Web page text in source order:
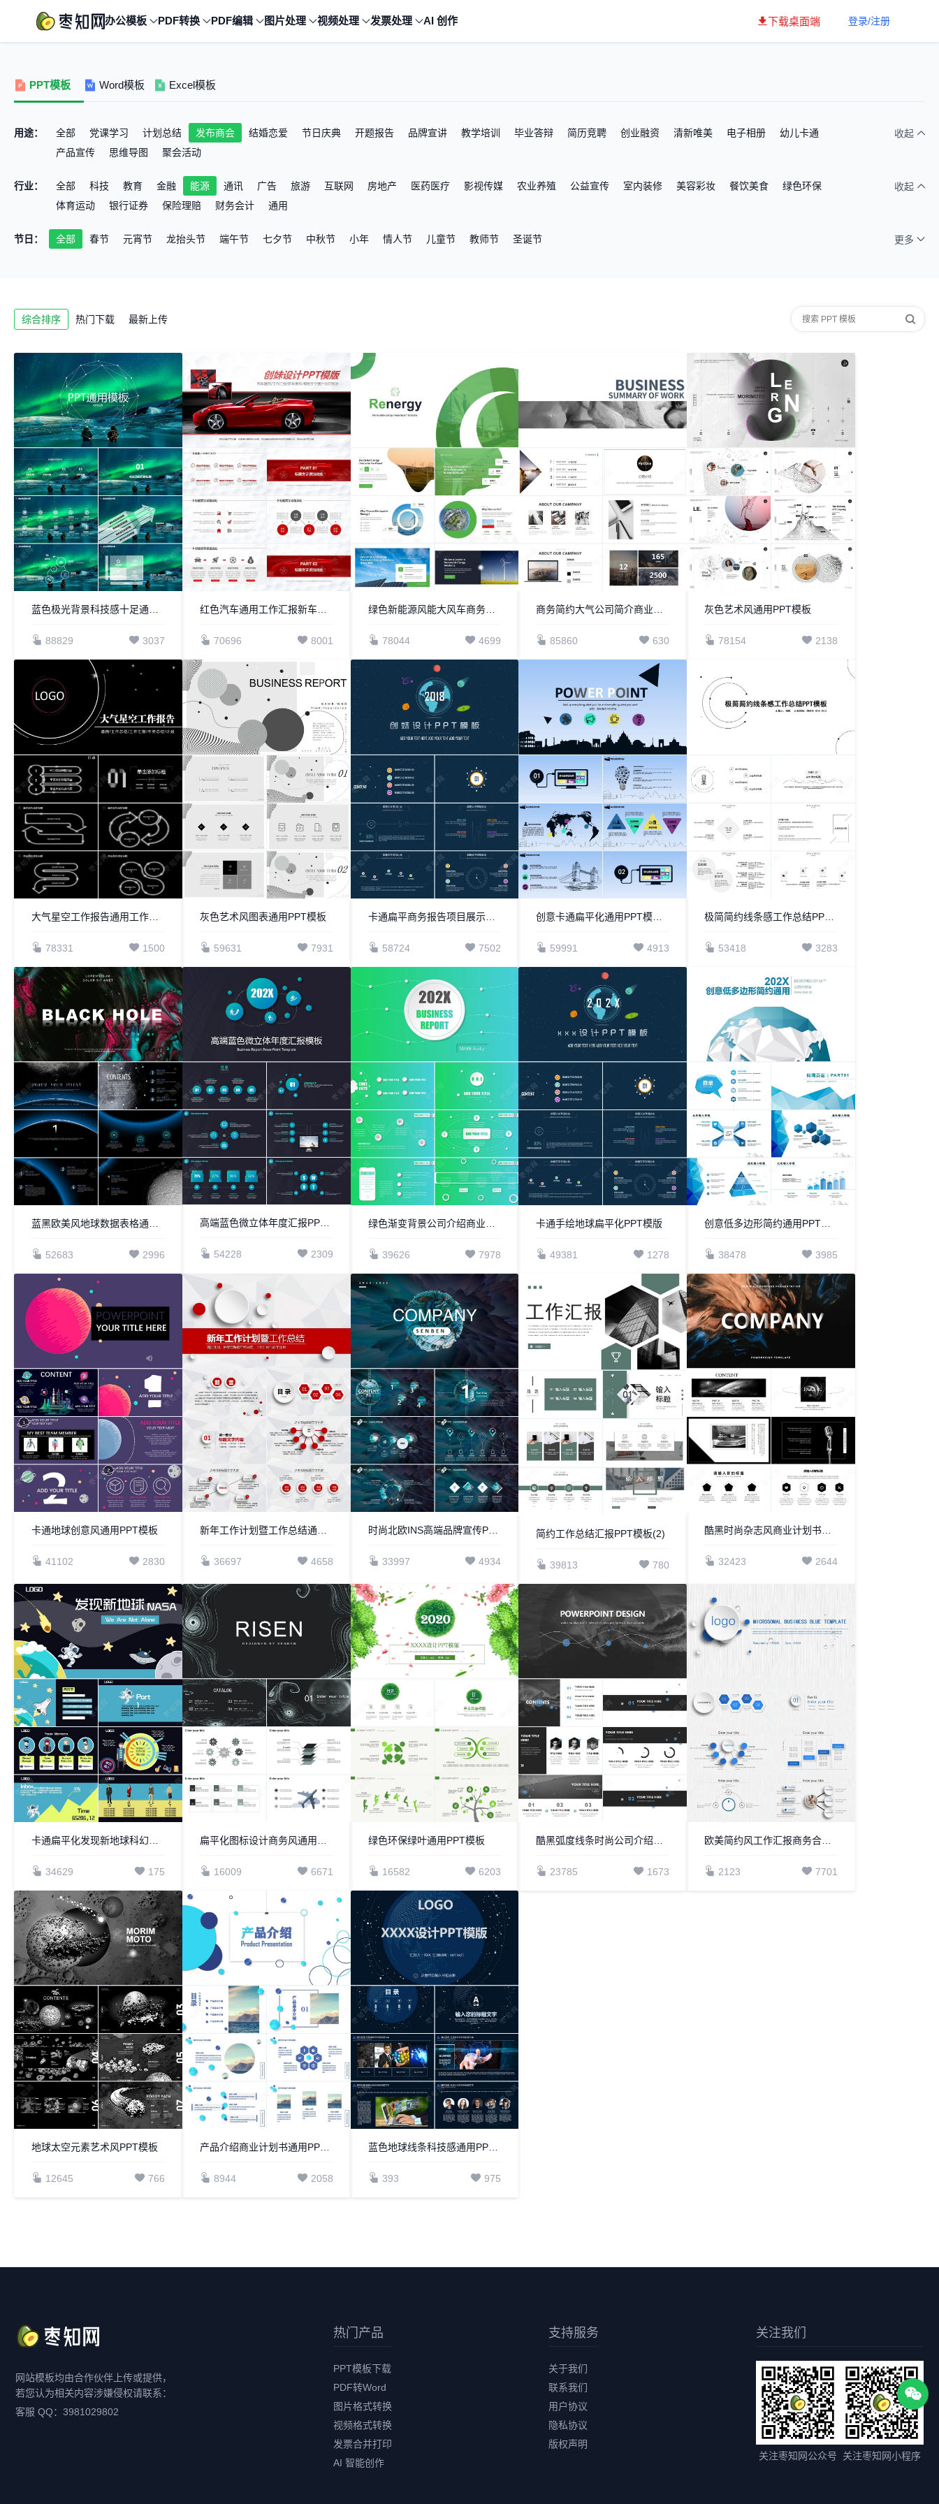
办公模板 PDF转换 PDF编辑 图片处理 视频处理 发票处理 AI 创作 下载桌面端 登录/注册
PPT模板 Word模板 Excel模板
用途： 全部 党课学习 计划总结 发布商会 结婚恋爱 节日庆典 开题报告 品牌宣讲 教学培训 毕业答辩 简历竞聘 创业融资 清新唯美 电子相册
幼儿卡通
产品宣传
思维导图 聚会活动
收起
行业： 全部 科技 教育 金融 能源 通讯 广告 旅游 互联网 房地产 医药医疗 影视传媒 农业养殖 公益宣传 室内装修 美容彩妆 餐饮美食
绿色环保
体育运动
银行证券 保险理赔 财务会计 通用
收起
节日： 全部 春节 元宵节 龙抬头节 端午节 七夕节 中秋节 小年 情人节 儿童节 教师节 圣诞节 更多
综合排序 热门下载 最新上传
蓝色极光背景科技感十足通用PPT模板
88829 3037
红色汽车通用工作汇报新车发布PPT模板文字图片均可修改
70696 8001
绿色新能源风能大风车商务风医疗通用PPT模板
78044 4699
商务简约大气公司简介商业计划书PPT模板
85860 630
灰色艺术风通用PPT模板
78154 2138
78331 1500
灰色艺术风图表通用PPT模板
59631 7931
卡通扁平商务报告项目展示PPT模板
58724 7502 59991 4913 53418 3283
52683 2996
高端蓝色微立体年度汇报PPT模板
54228 2309 39626 7978
卡通手绘地球扁平化PPT模版
49381 1278 38478 3985
卡通地球创意风通用PPT模板
41102 2830
新年工作计划暨工作总结通用PPT模板简洁实用框架完整的年终总结工作汇报与新年计划
36697 4658
时尚北欧INS高端品牌宣传PPT模板
33997 4934
简约工作总结汇报PPT模板(2)
39813 780
酷黑时尚杂志风商业计划书项目简介PPT模板
32423 2644
34629 175 16009 6671
绿色环保绿叶通用PPT模板
16582 6203 23785 1673 2123 7701
地球太空元素艺术风PPT模板
12645 766
产品介绍商业计划书通用PPT模板
8944 2058
蓝色地球线条科技感通用PPT模板
393 975
网站模板均由合作伙伴上传或提供，
若您认为相关内容涉嫌侵权请联系：
客服 QQ：3981029802
热门产品
PPT模板下载
PDF转Word
图片格式转换
视频格式转换
发票合并打印
AI 智能创作
支持服务
关于我们
联系我们
用户协议
隐私协议
版权声明
关注我们
关注枣知网公众号 关注枣知网小程序